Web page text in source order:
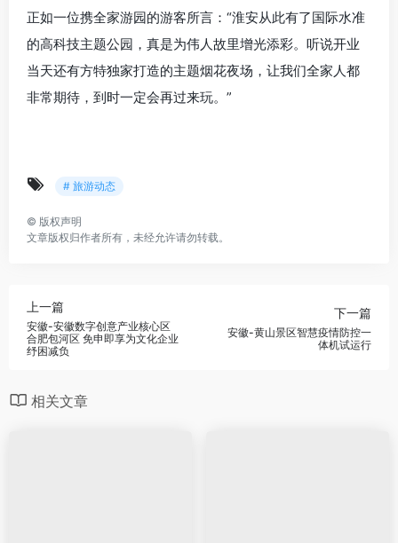
正如一位携全家游园的游客所言：“淮安从此有了国际水准
的高科技主题公园，真是为伟人故里增光添彩。听说开业
当天还有方特独家打造的主题烟花夜场，让我们全家人都
非常期待，到时一定会再过来玩。”
# 旅游动态
© 版权声明
文章版权归作者所有，未经允许请勿转载。
上一篇
安徽-安徽数字创意产业核心区
合肥包河区 免申即享为文化企业
纾困减负
下一篇
安徽-黄山景区智慧疫情防控一
体机试运行
相关文章